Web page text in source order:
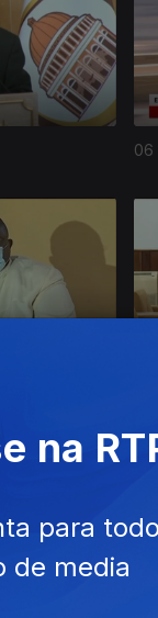
06
na
para
de media